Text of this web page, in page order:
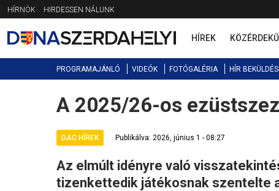
Jump
to
navigation
HÍRNÖK HIRDESSEN NÁLUNK
HÍREK KÖZÉRDEKŰ
PROGRAMAJÁNLÓ VIDEÓK FOTÓGALÉRIA HÍR
Back
to
A 2025/26-os
DAC HÍREK Publikálva: 2026, június 1 - 08:27
Az elmúlt idényre való
tizenkettedik játékosnak szentelte